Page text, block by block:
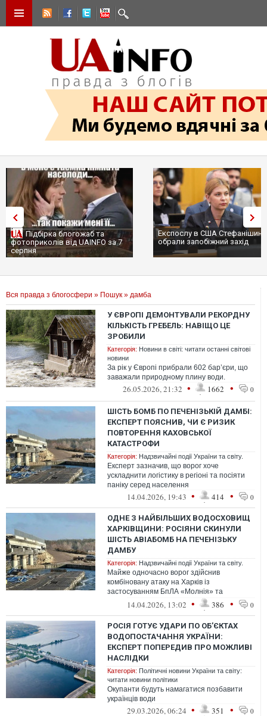
Підбірка блогожаб та
фотоприколів від UAINFO за 7
серпня
Експослу в США
обрали запобіжний захід
Вся правда з блогосфери » Пошук » дамба
У ЄВРОПІ ДЕМОНТУВАЛИ РЕКОРДНУ
КІЛЬКІСТЬ ГРЕБЕЛЬ: НАВІЩО ЦЕ
ЗРОБИЛИ
Категорія: Новини в світі: читати останні світові
новини
За рік у Європі прибрали 602 бар’єри, що
заважали природному плину води.
26.05.2026, 21:32 • 1662 • 0
ШІСТЬ БОМБ ПО ПЕЧЕНІЗЬКІЙ ДАМБІ:
ЕКСПЕРТ ПОЯСНИВ, ЧИ Є РИЗИК
ПОВТОРЕННЯ КАХОВСЬКОЇ
КАТАСТРОФИ
Категорія: Надзвичайні події України та світу.
Експерт зазначив, що ворог хоче
ускладнити логістику в регіоні та посіяти
паніку серед населення
14.04.2026, 19:43 • 414 • 0
ОДНЕ З НАЙБІЛЬШИХ ВОДОСХОВИЩ
ХАРКІВЩИНИ: РОСІЯНИ СКИНУЛИ
ШІСТЬ АВІАБОМБ НА ПЕЧЕНІЗЬКУ
ДАМБУ
Категорія: Надзвичайні події України та світу.
Майже одночасно ворог здійснив
комбіновану атаку на Харків із
застосуванням БпЛА «Молнія» та
«Шахедів».14.04.2026, 13:02 • 386 • 0
РОСІЯ ГОТУЄ УДАРИ ПО ОБ’ЄКТАХ
ВОДОПОСТАЧАННЯ УКРАЇНИ:
ЕКСПЕРТ ПОПЕРЕДИВ ПРО МОЖЛИВІ
НАСЛІДКИ
Категорія: Політичні новини України та світу:
читати новини політики
Окупанти будуть намагатися позбавити
українців води
29.03.2026, 06:24 • 351 • 0